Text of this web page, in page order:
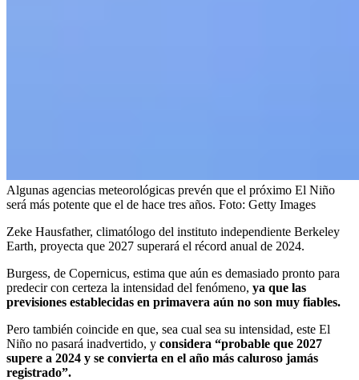
Algunas agencias meteorológicas prevén que el próximo El Niño
será más potente que el de hace tres años. Foto: Getty Images
Zeke Hausfather, climatólogo del instituto independiente Berkeley
Earth, proyecta que 2027 superará el récord anual de 2024.
Burgess, de Copernicus, estima que aún es demasiado pronto para
predecir con certeza la intensidad del fenómeno, ya que las
previsiones establecidas en primavera aún no son muy fiables.
Pero también coincide en que, sea cual sea su intensidad, este El
Niño no pasará inadvertido, y considera “probable que 2027
supere a 2024 y se convierta en el año más caluroso jamás
registrado”.